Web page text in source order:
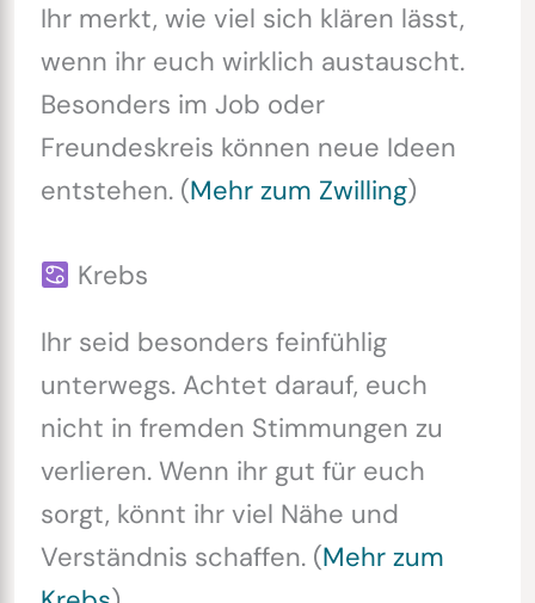
Ihr merkt, wie viel sich klären lässt,
wenn ihr euch wirklich austauscht.
Besonders im Job oder
Freundeskreis können neue Ideen
entstehen. (Mehr zum Zwilling)
Krebs
Ihr seid besonders feinfühlig
unterwegs. Achtet darauf, euch
nicht in fremden Stimmungen zu
verlieren. Wenn ihr gut für euch
sorgt, könnt ihr viel Nähe und
Verständnis schaffen. (Mehr zum